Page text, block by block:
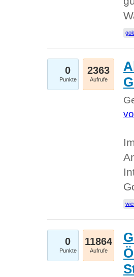
0
Punkte
2363
Aufrufe
0
Punkte
11864
Aufrufe